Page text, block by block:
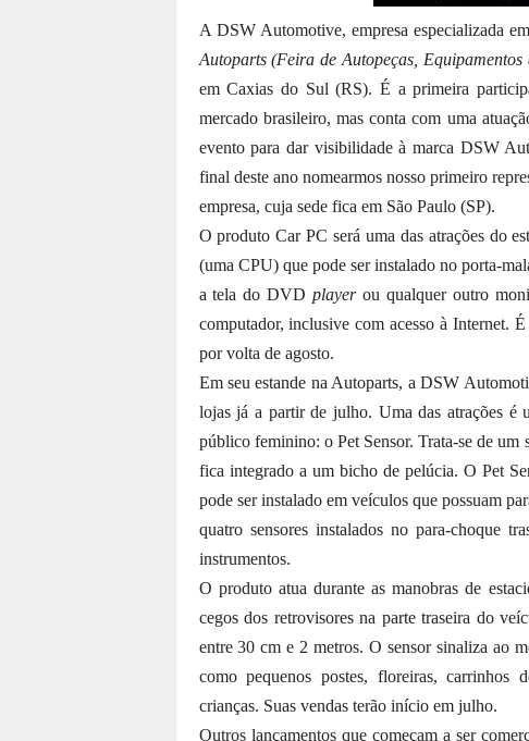
A DSW Automotive, empresa especializada
Autoparts (Feira de Autopeças, Equipamentos
em Caxias do Sul (RS). É a primeira
mercado brasileiro, mas conta com uma
evento para dar visibilidade à marca DSW
final deste ano nomearmos nosso primeiro
empresa, cuja sede fica em São Paulo (SP).
O produto Car PC será uma das atrações do
(uma CPU) que pode ser instalado no porta-
a tela do DVDplayerou qualquer outro
computador, inclusive com acesso à Internet.
por volta de agosto.
Em seu estande na Autoparts, a DSW
lojas já a partir de julho. Uma das atrações é
público feminino: o Pet Sensor. Trata-se de um
fica integrado a um bicho de pelúcia. O Pet
pode ser instalado em veículos que possuam
quatro sensores instalados no para-choque
instrumentos.
O produto atua durante as manobras de
cegos dos retrovisores na parte traseira do
entre 30 cm e 2 metros. O sensor sinaliza ao
como pequenos postes, floreiras, carrinhos
crianças. Suas vendas terão início em julho.
Outros lançamentos que começam a ser